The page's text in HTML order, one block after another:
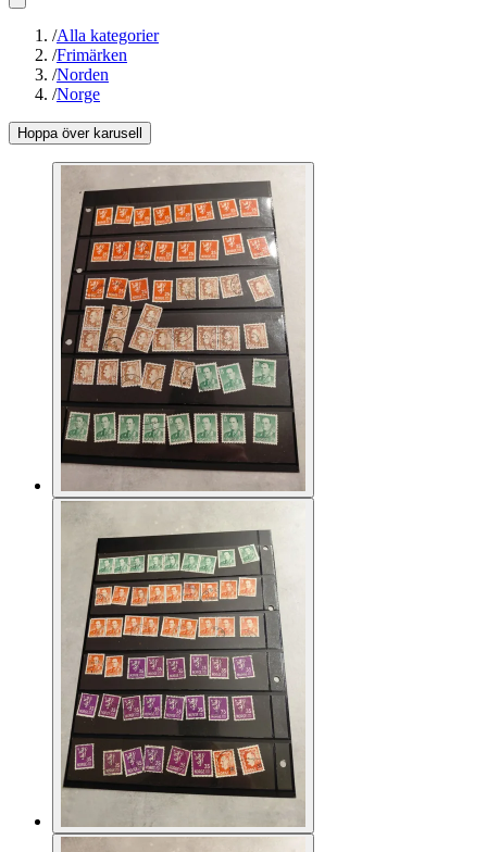
/Alla kategorier
/Frimärken
/Norden
/Norge
Hoppa över karusell